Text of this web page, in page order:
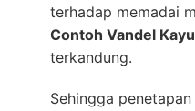
terhadap memadai
Contoh Vandel
terkandung.
Sehingga